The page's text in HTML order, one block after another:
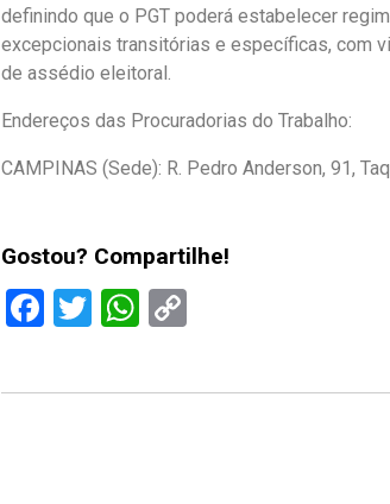
definindo que o PGT poderá estabelecer
excepcionais transitórias e específicas, com
de assédio eleitoral.
Endereços das Procuradorias do Trabalho:
CAMPINAS (Sede): R. Pedro Anderson, 91,
Gostou? Compartilhe!
Facebook
TwitterWhatsApp